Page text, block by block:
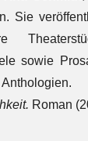
Sie
sowie
Roman